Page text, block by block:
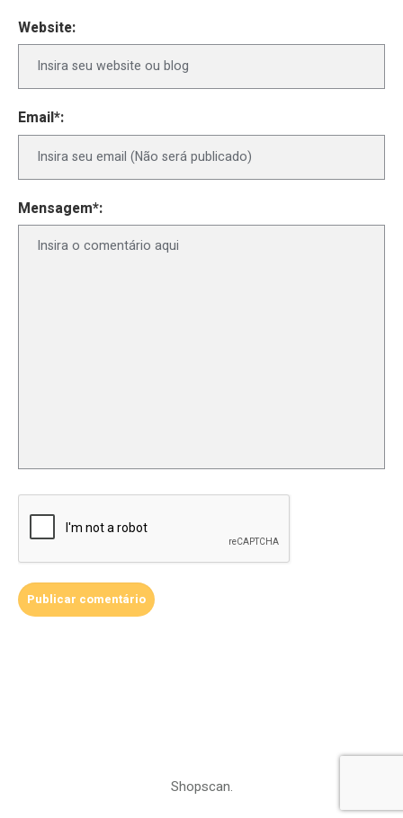
Website:
Email*:
Mensagem*:
Shopscan.